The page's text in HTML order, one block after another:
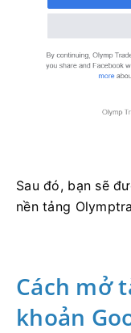
Sau đó, bạn sẽ
nền tảng
Cách mở
khoản